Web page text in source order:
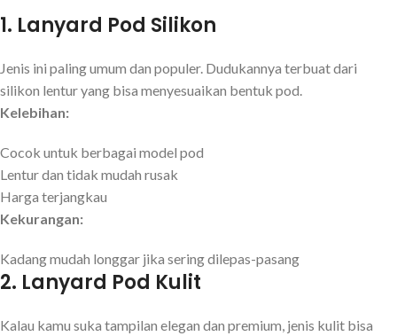
1. Lanyard Pod Silikon
Jenis ini paling umum dan populer. Dudukannya terbuat dari
silikon lentur yang bisa menyesuaikan bentuk pod.
Kelebihan:
Cocok untuk berbagai model pod
Lentur dan tidak mudah rusak
Harga terjangkau
Kekurangan:
Kadang mudah longgar jika sering dilepas-pasang
2. Lanyard Pod Kulit
Kalau kamu suka tampilan elegan dan premium, jenis kulit bisa